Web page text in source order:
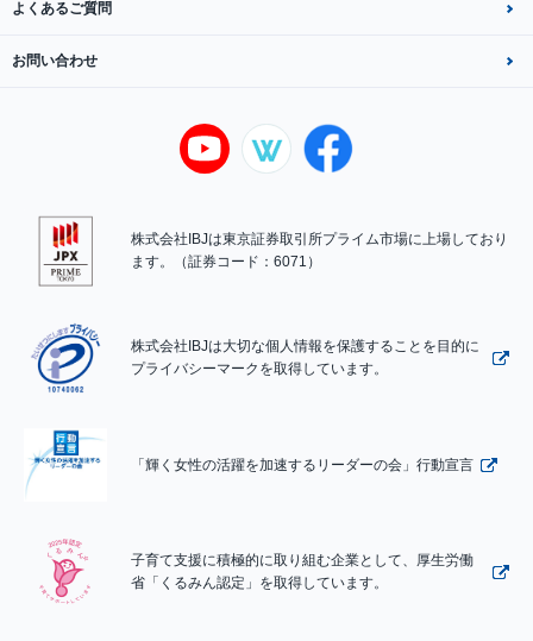
よくあるご質問
お問い合わせ
株式会社IBJは東京証券取引所プライム市場に上場しており
ます。（証券コード：6071）
株式会社IBJは大切な個人情報を保護することを目的に
プライバシーマークを取得しています。
「輝く女性の活躍を加速するリーダーの会」行動宣言
子育て支援に積極的に取り組む企業として、厚生労働
省「くるみん認定」を取得しています。